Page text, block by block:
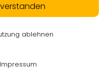
ablehnen
Impressum